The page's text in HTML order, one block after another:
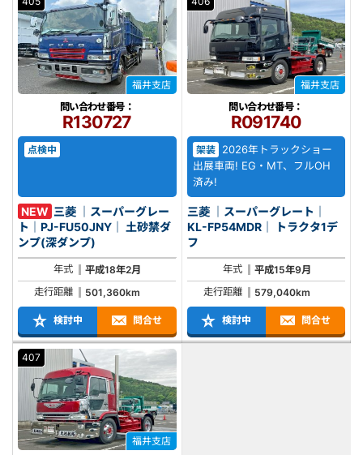
福井支店
問い合わせ番号：
R130727
点検中
NEW 三菱 ｜スーパーグレー
ト｜PJ-FU50JNY｜ 土砂禁ダ
ンプ(深ダンプ)
年式
平成18年2月
走行距離
501,360km
検討中 問合せ
福井支店
問い合わせ番号：
R091740
架装 2026年トラックショー
出展車両! EG・MT、フルOH
済み!
三菱 ｜スーパーグレート｜
KL-FP54MDR｜ トラクタ1デ
フ
年式
平成15年9月
走行距離
579,040km
検討中 問合せ
407
福井支店